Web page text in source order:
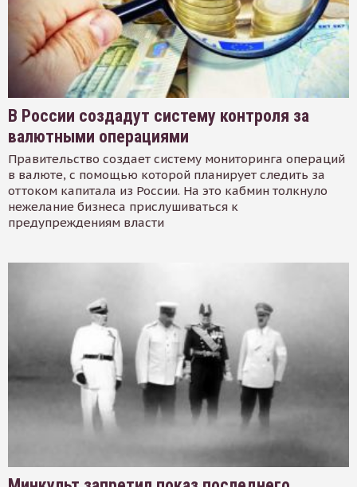
В России создадут систему контроля за
валютными операциями
Правительство создает систему мониторинга операций
в валюте, с помощью которой планирует следить за
оттоком капитала из России. На это кабмин толкнуло
нежелание бизнеса прислушиваться к
предупреждениям власти